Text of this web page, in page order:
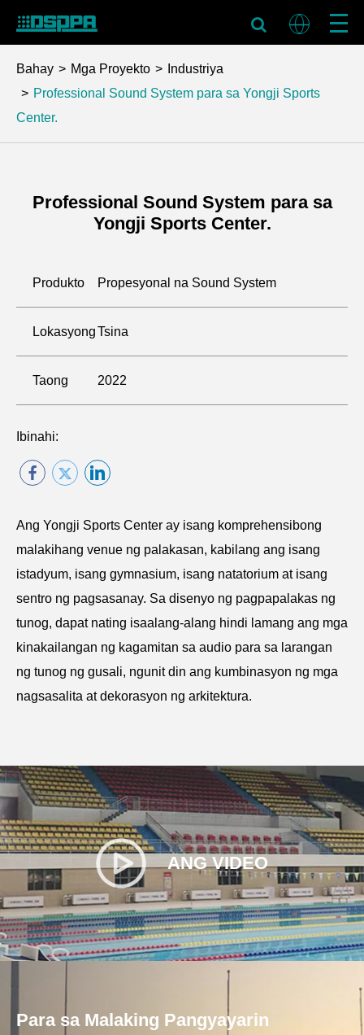
Bahay Mga Proyekto
Industriya
Professional Sound System para sa Yongji Sports
Center.
Professional Sound System para sa
Yongji Sports Center.
Produkto Propesyonal na Sound System
LokasyongTsina
Taong 2022
Ibinahi:
Ang Yongji Sports Center ay isang komprehensibong
malakihang venue ng palakasan, kabilang ang isang
istadyum, isang gymnasium, isang natatorium at isang
sentro ng pagsasanay. Sa disenyo ng pagpapalakas ng
tunog, dapat nating isaalang-alang hindi lamang ang mga
kinakailangan ng kagamitan sa audio para sa larangan
ng tunog ng gusali, ngunit din ang kumbinasyon ng mga
nagsasalita at dekorasyon ng arkitektura.
ANG VIDEO
Para sa Malaking Pangyayarin